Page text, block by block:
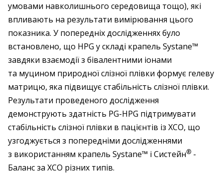
умовами навколишнього середовища тощо), які
впливають на результати вимірювання цього
показника. У попередніх дослідженнях було
встановлено, що HPG у складі крапель Systane™
завдяки взаємодії з бівалентними іонами
та муцином природної слізної плівки формує гелеву
матрицю, яка підвищує стабільність слізної плівки.
Результати проведеного дослідження
демонструють здатність PG-HPG підтримувати
стабільність слізної плівки в пацієнтів із ХСО, що
узгоджується з попередніми дослідженнями
з використанням крапель Systane™ і Систейн® ­
Баланс за ХСО різних типів.